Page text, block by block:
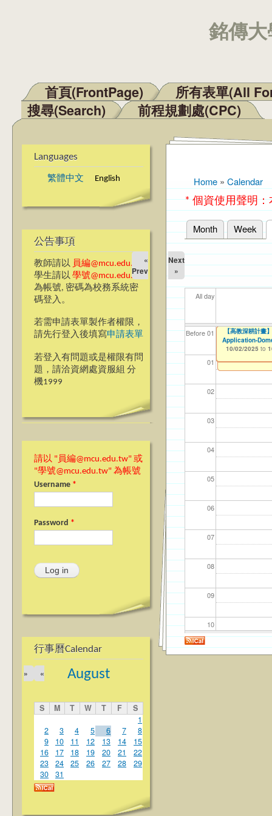
銘傳
Main menu
首頁(FrontPage)
所有表單(All
搜尋(Search)
前程規劃處(CPC)
Languages
繁體中文 English
公告事項
教師請以 員編@mcu.edu.tw
學生請以 學號@mcu.edu.tw
為帳號, 密碼為校務系統密
碼登入。
若需申請表單製作者權限，
請先行登入後填寫申請表單
若登入有問題或是權限有問
題，請洽資網處資服組 分
機1999
請以 "員編@mcu.edu.tw" 或
"學號@mcu.edu.tw" 為帳號
Username *
Password *
行事曆Calendar
August
«
»
S M T W T F
S
1
2
3 4 5 6 7
8
9
10 11 12 13 14
15
16
17 18 19 20 21
22
23
24 25 26 27 28
29
30
31
You are here
Home » Calendar
* 個資使用聲明
Primary tabs
Month Week
«
Prev
Next
»
All day
Before 01
01
02
03
04
05
06
07
08
09
10
11
【資網處】
整合系統～表單
03/27/2013 to
【財務處】工讀
11/12/2021to
07/31/2027
【財務處】漏打
錄
11/15/2021 to
114學年度前程
表(服務學習教師
04/17/2022 to
114學年度前程
回饋表(服務學習
02/01/2023 to
114
03/
【學
07/
114
09/
教務
11/
商品
11/
114
02/
【財
08/
高中
09/
【電機資訊學
名至：114/3/27）
09/21/2025 to
【電機資訊學
114/3/27）
09/21/2025 to
【電機資訊學
名延長至 114/10/
09/21/2025 to
【電機資訊學
延長至 114/10/
09/21/2025 to
【電機資訊學
至：114/3/27）
09/21/2025 to
【電機資訊學
名至：114/3/27）
09/21/2025 to
【電機資訊學
間：114/09/30-
09/21/2025 to
【電機資訊學
明（報名延長至
09/21/2025 to
【電機資訊學
（延長報名至：
09/21/2025 to
【電機資訊學
間：114/09/30-
09/21/2025 to
【電機資訊學
114/10/12止）
09/21/2025 to
【高教深耕計
Encourage
10/02/2025 to
【研究發展處
Award (Book/
10/02/2025 to
【高教深耕計
Program
10/02/2025 to
【高教深耕計
Application-
10/02/2025 to